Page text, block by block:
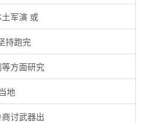
军演 或
持跑完
方面研究
地
讨武器出